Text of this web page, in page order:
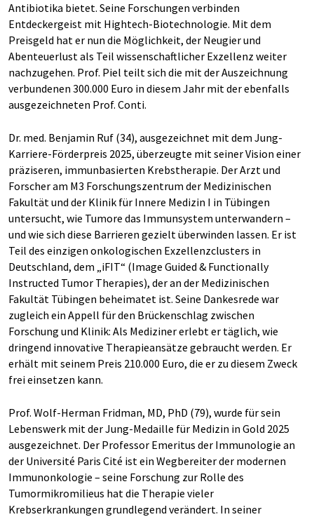
Antibiotika bietet. Seine Forschungen verbinden
Entdeckergeist mit Hightech-Biotechnologie. Mit dem
Preisgeld hat er nun die Möglichkeit, der Neugier und
Abenteuerlust als Teil wissenschaftlicher Exzellenz weiter
nachzugehen. Prof. Piel teilt sich die mit der Auszeichnung
verbundenen 300.000 Euro in diesem Jahr mit der ebenfalls
ausgezeichneten Prof. Conti.
Dr. med. Benjamin Ruf (34), ausgezeichnet mit dem Jung-
Karriere-Förderpreis 2025, überzeugte mit seiner Vision einer
präziseren, immunbasierten Krebstherapie. Der Arzt und
Forscher am M3 Forschungszentrum der Medizinischen
Fakultät und der Klinik für Innere Medizin I in Tübingen
untersucht, wie Tumore das Immunsystem unterwandern –
und wie sich diese Barrieren gezielt überwinden lassen. Er ist
Teil des einzigen onkologischen Exzellenzclusters in
Deutschland, dem „iFIT“ (Image Guided & Functionally
Instructed Tumor Therapies), der an der Medizinischen
Fakultät Tübingen beheimatet ist. Seine Dankesrede war
zugleich ein Appell für den Brückenschlag zwischen
Forschung und Klinik: Als Mediziner erlebt er täglich, wie
dringend innovative Therapieansätze gebraucht werden. Er
erhält mit seinem Preis 210.000 Euro, die er zu diesem Zweck
frei einsetzen kann.
Prof. Wolf-Herman Fridman, MD, PhD (79), wurde für sein
Lebenswerk mit der Jung-Medaille für Medizin in Gold 2025
ausgezeichnet. Der Professor Emeritus der Immunologie an
der Université Paris Cité ist ein Wegbereiter der modernen
Immunonkologie – seine Forschung zur Rolle des
Tumormikromilieus hat die Therapie vieler
Krebserkrankungen grundlegend verändert. In seiner